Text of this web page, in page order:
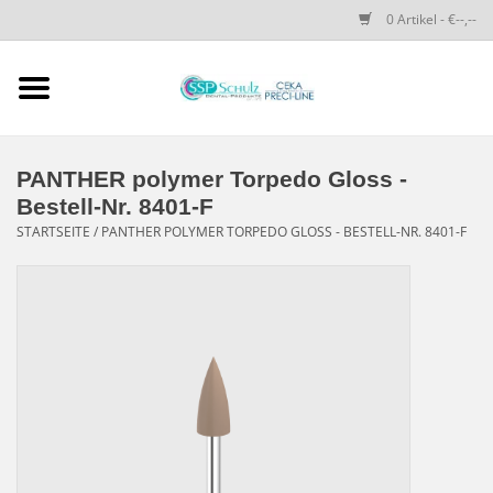
0 Artikel - €--,--
SSP SCHULZ Dental-
Produkte
PANTHER polymer Torpedo Gloss -
Bestell-Nr. 8401-F
STARTSEITE / PANTHER POLYMER TORPEDO GLOSS - BESTELL-NR. 8401-F